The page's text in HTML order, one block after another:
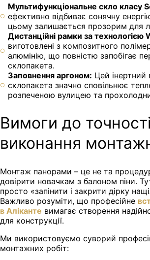
Мультифункціональне скло класу
ефективно відбиває сонячну
цьому залишається прозорим для
Дистанційні рамки за технологією
виготовлені з композитного
алюмінію, що повністю запобігає
склопакета.
Заповнення аргоном: Цей інертний
склопакета значно сповільнює
розпеченою вулицею та
Вимоги до
виконання
Монтаж панорами – це не та
довірити новачкам з балоном піни.
просто «запінити і закрити дірку
Важливо розуміти, що професійне
в Аліканте вимагає створення
для конструкції.
Ми використовуємо суворий
монтажних робіт: